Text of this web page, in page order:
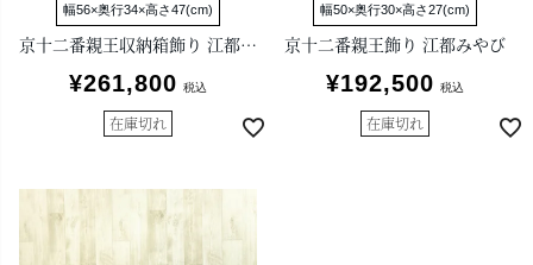
幅56×奥行34×高さ47(cm)
京十二番親王収納箱飾り 江都みやび
¥261,800 税込
在庫切れ
幅50×奥行30×高さ27(cm)
京十二番親王飾り 江都みやび
¥192,500 税込
在庫切れ